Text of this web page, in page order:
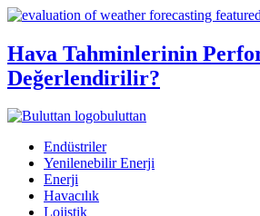
Hava Tahminlerinin
Değerlendirilir?
buluttan
Endüstriler
Yenilenebilir Enerji
Enerji
Havacılık
Lojistik